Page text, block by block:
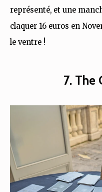
représenté, et une
claquer 16 euros en
le ventre !
7. The